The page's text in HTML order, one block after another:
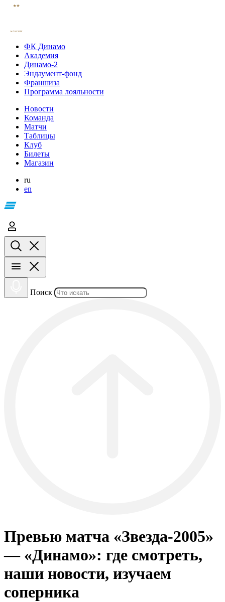
ФК Динамо
Академия
Динамо-2
Эндаумент-фонд
Франшиза
Программа лояльности
Новости
Команда
Матчи
Таблицы
Клуб
Билеты
Магазин
ru
en
Поиск
Превью матча «Звезда-2005»
— «Динамо»: где смотреть,
наши новости, изучаем
соперника